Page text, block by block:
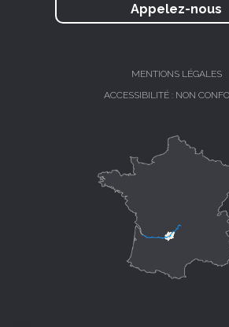
Appelez-nous
MENTIONS LÉGALES
ACCESSIBILITÉ : NON